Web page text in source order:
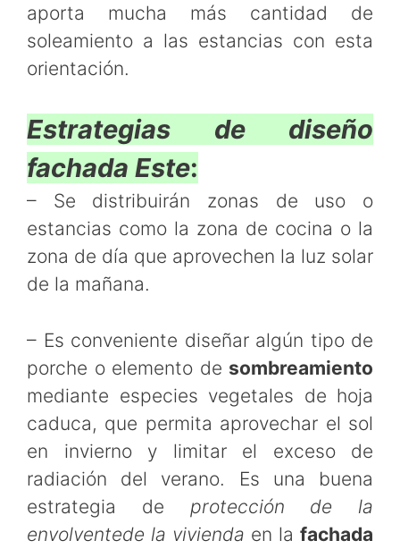
aporta mucha más cantidad de
soleamiento a las estancias con esta
orientación.
Estrategias de diseño
fachada Este:
– Se distribuirán zonas de uso o
estancias como la zona de cocina o la
zona de día que aprovechen la luz solar
de la mañana.
– Es conveniente diseñar algún tipo de
porche o elemento de sombreamiento
mediante especies vegetales de hoja
caduca, que permita aprovechar el sol
en invierno y limitar el exceso de
radiación del verano. Es una buena
estrategia de protección de la
envolventede la vivienda en la fachada